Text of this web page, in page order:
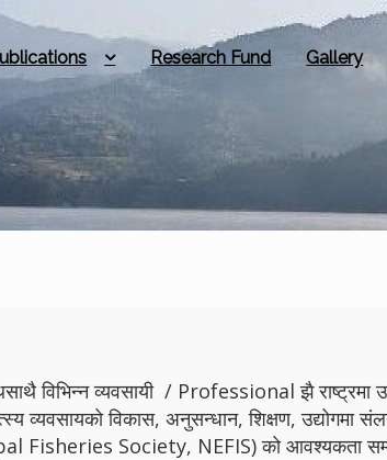
Research Fund Gallery
विभिन्न व्यवसायी / Professional झै राष्ट्रमा
व्यवसायको विकास, अनुसन्धान, शिक्षण,
Fisheries Society, NEFIS) को आवश्यकता